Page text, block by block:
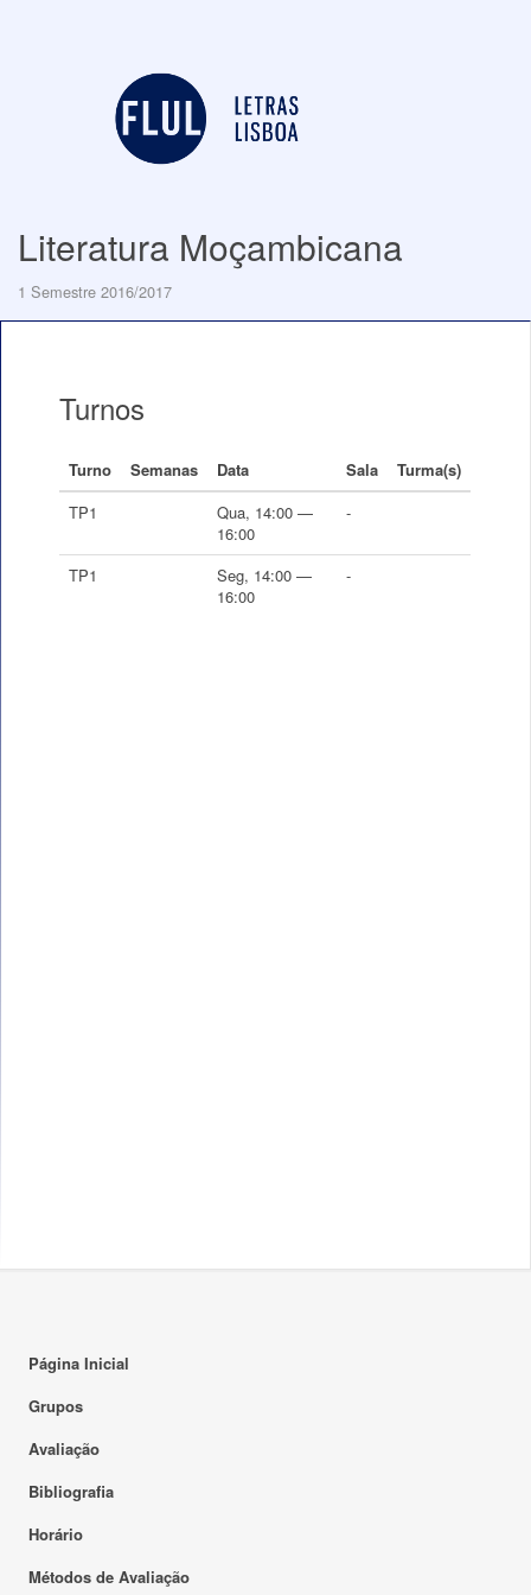
Literatura Moçambicana
1 Semestre 2016/2017
Turnos
Turno Semanas Data Sala
Turma(s)
TP1
Qua, 14:00 —
16:00
-
TP1
Seg, 14:00 —
16:00
-
Página Inicial
Grupos
Avaliação
Bibliografia
Horário
Métodos de Avaliação